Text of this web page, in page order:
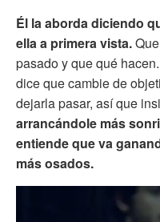
Él la aborda diciendo
ella a primera vista.
pasado y que qué
dice que cambie de
dejarla pasar, así que
arrancándole más
entiende que va
más osados.